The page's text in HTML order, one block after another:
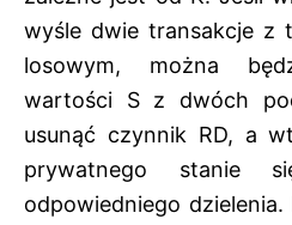
wyśle dwie transakcje z
losowym, można
wartości S z dwóch
usunąć czynnik RD, a
prywatnego stanie
odpowiedniego dzielenia.